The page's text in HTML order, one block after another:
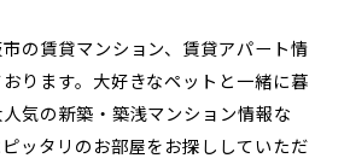
の賃貸マンション、賃貸アパート情
ります。大好きなペットと一緒に暮
気の新築・築浅マンション情報な
ッタリのお部屋をお探ししていただ